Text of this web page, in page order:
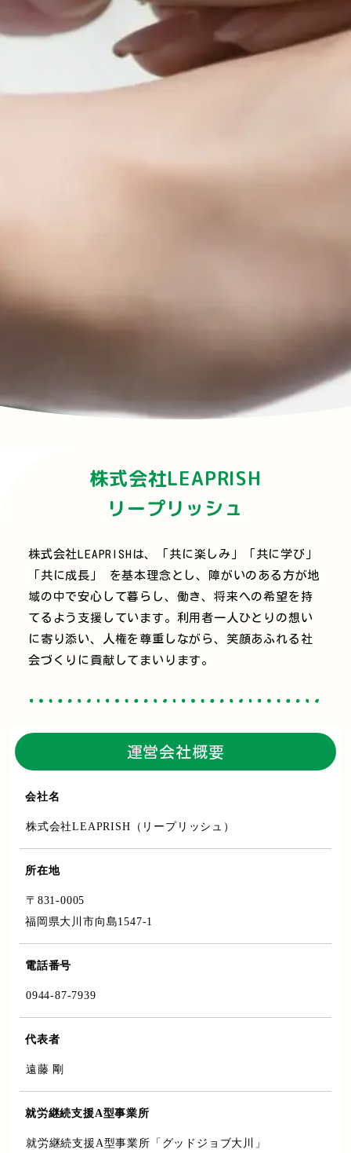
株式会社LEAPRISH
リープリッシュ
株式会社LEAPRISHは、「共に楽しみ」「共に学び」
「共に成長」 を基本理念とし、障がいのある方が地
域の中で安心して暮らし、働き、将来への希望を持
てるよう支援しています。利用者一人ひとりの想い
に寄り添い、人権を尊重しながら、笑顔あふれる社
会づくりに貢献してまいります。
運営会社概要
会社名
株式会社LEAPRISH（リープリッシュ）
所在地
〒831-0005
福岡県大川市向島1547-1
電話番号
0944-87-7939
代表者
遠藤 剛
就労継続支援A型事業所
就労継続支援A型事業所「グッドジョブ大川」